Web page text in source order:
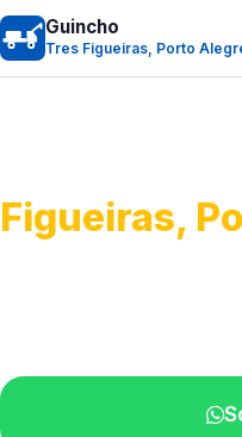
Guincho
Tres Figueiras, Porto
Figueiras,